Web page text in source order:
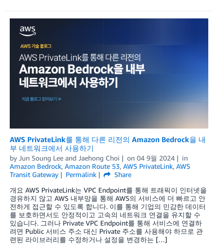
AWS PrivateLink를 통해 다른 리전의 Amazon Bedrock을 내
부 네트워크에서 사용하기
by Jun Soung Lee and Jaehong Choi on 04 9월 2024
in
Amazon Bedrock, Amazon Route 53, AWS PrivateLink, AWS
Transit Gateway
Permalink
Share
개요 AWS PrivateLink는 VPC Endpoint를 통해 트래픽이 인터넷을
경유하지 않고 AWS 내부망을 통해 AWS의 서비스에 더 빠르고 안
전하게 접근할 수 있도록 합니다. 이를 통해 기업의 민감한 데이터
를 보호하면서도 안정적이고 고속의 네트워크 연결을 유지할 수
있습니다. 그러나 Private VPC Endpoint를 통해 서비스에 연결하
려면 Public 서비스 주소 대신 Private 주소를 사용해야 하므로 관
련된 라이브러리를 수정하거나 설정을 변경하는 […]